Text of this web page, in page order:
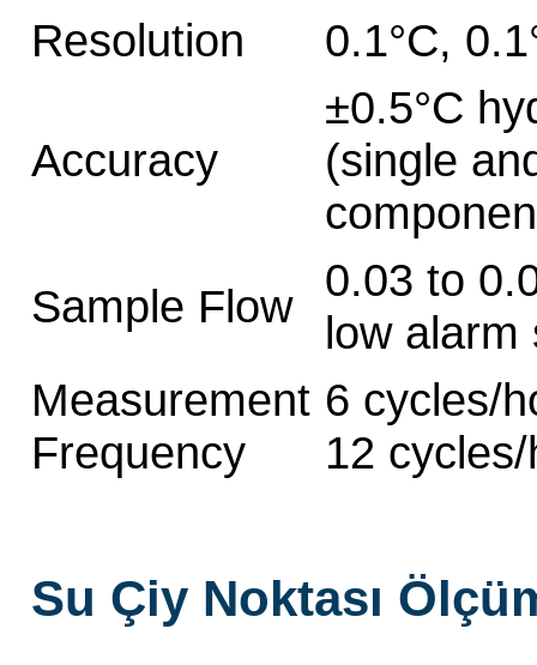
Resolution
0.1°C,
Accuracy
±0.5°C
(single
Sample Flow
0.03 to
low alarm
Measurement
Frequency
6 cycles/
12
Su Çiy Noktası